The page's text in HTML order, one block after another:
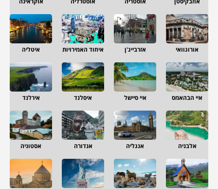
אורוגוואי אזרבייג'ן איחוד האמירויות איטליה
איי הבהאמס איי סיישל איסלנד אירלנד
אלבניה אנגליה אנדורה אסטוניה